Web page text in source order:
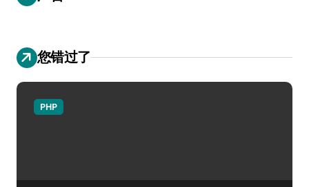
您错过了
PHP